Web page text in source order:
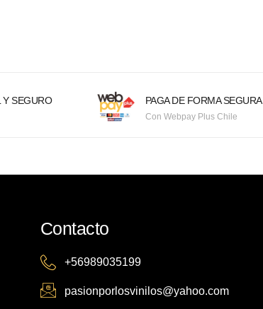
Y SEGURO PAGA DE FORMA SEGURA
Con Webpay Plus Chile
Contacto
+56989035199
pasionporlosvinilos@yahoo.com